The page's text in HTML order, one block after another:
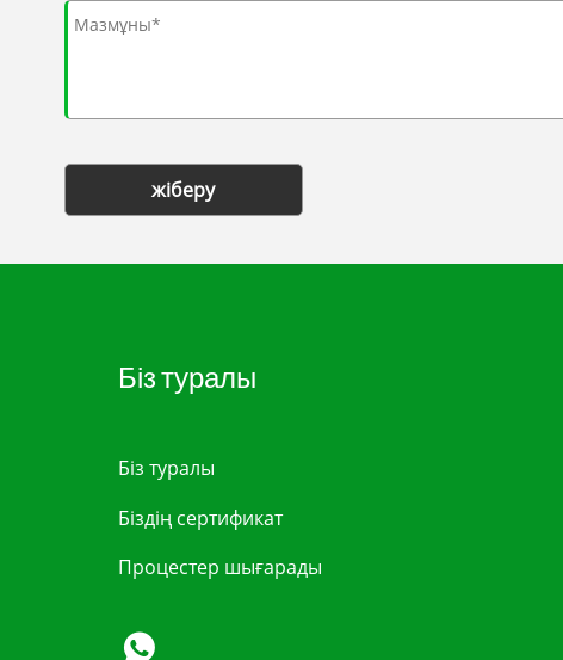
жіберу
Біз туралы
Біз туралы
Біздің сертификат
Процестер шығарады